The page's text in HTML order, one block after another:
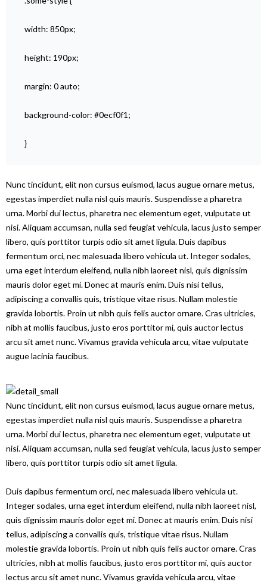
width: 850px;
height: 190px;
margin: 0 auto;
background-color: #0ecf0f1;
}
Nunc tincidunt, elit non cursus euismod, lacus augue ornare metus,
egestas imperdiet nulla nisl quis mauris. Suspendisse a pharetra
urna. Morbi dui lectus, pharetra nec elementum eget, vulputate ut
nisi. Aliquam accumsan, nulla sed feugiat vehicula, lacus justo semper
libero, quis porttitor turpis odio sit amet ligula. Duis dapibus
fermentum orci, nec malesuada libero vehicula ut. Integer sodales,
urna eget interdum eleifend, nulla nibh laoreet nisl, quis dignissim
mauris dolor eget mi. Donec at mauris enim. Duis nisi tellus,
adipiscing a convallis quis, tristique vitae risus. Nullam molestie
gravida lobortis. Proin ut nibh quis felis auctor ornare. Cras ultricies,
nibh at mollis faucibus, justo eros porttitor mi, quis auctor lectus
arcu sit amet nunc. Vivamus gravida vehicula arcu, vitae vulputate
augue lacinia faucibus.
Nunc tincidunt, elit non cursus euismod, lacus augue ornare metus,
egestas imperdiet nulla nisl quis mauris. Suspendisse a pharetra
urna. Morbi dui lectus, pharetra nec elementum eget, vulputate ut
nisi. Aliquam accumsan, nulla sed feugiat vehicula, lacus justo semper
libero, quis porttitor turpis odio sit amet ligula.
Duis dapibus fermentum orci, nec malesuada libero vehicula ut.
Integer sodales, urna eget interdum eleifend, nulla nibh laoreet nisl,
quis dignissim mauris dolor eget mi. Donec at mauris enim. Duis nisi
tellus, adipiscing a convallis quis, tristique vitae risus. Nullam
molestie gravida lobortis. Proin ut nibh quis felis auctor ornare. Cras
ultricies, nibh at mollis faucibus, justo eros porttitor mi, quis auctor
lectus arcu sit amet nunc. Vivamus gravida vehicula arcu, vitae